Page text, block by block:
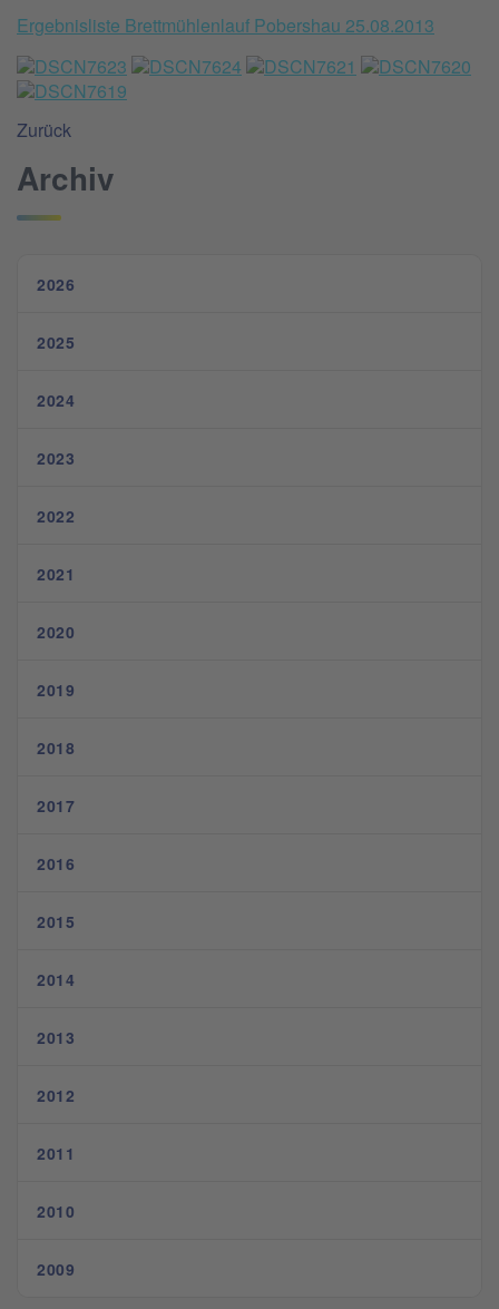
Ergebnisliste Brettmühlenlauf Pobershau 25.08.2013
Zurück
Archiv
2026
2025
2024
2023
2022
2021
2020
2019
2018
2017
2016
2015
2014
2013
2012
2011
2010
2009